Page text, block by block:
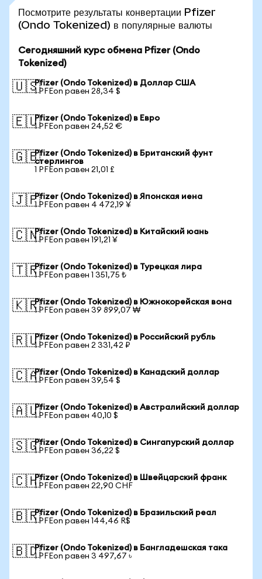
Посмотрите результаты конвертации Pfizer
(Ondo Tokenized) в популярные валюты
Сегодняшний курс обмена Pfizer (Ondo
Tokenized)
🇺🇸Pfizer (Ondo Tokenized) в Доллар США
1 PFEon равен 28,34 $
🇪🇺Pfizer (Ondo Tokenized) в Евро
1 PFEon равен 24,52 €
🇬🇧Pfizer (Ondo Tokenized) в Британский фунт
стерлингов
1 PFEon равен 21,01 £
🇯🇵Pfizer (Ondo Tokenized) в Японская иена
1 PFEon равен 4 472,19 ¥
🇨🇳Pfizer (Ondo Tokenized) в Китайский юань
1 PFEon равен 191,21 ¥
🇹🇷Pfizer (Ondo Tokenized) в Турецкая лира
1 PFEon равен 1 351,75 ₺
🇰🇷Pfizer (Ondo Tokenized) в Южнокорейская вона
1 PFEon равен 39 899,07 ₩
🇷🇺Pfizer (Ondo Tokenized) в Российский рубль
1 PFEon равен 2 331,42 ₽
🇨🇦Pfizer (Ondo Tokenized) в Канадский доллар
1 PFEon равен 39,54 $
🇦🇺Pfizer (Ondo Tokenized) в Австралийский доллар
1 PFEon равен 40,10 $
🇸🇬Pfizer (Ondo Tokenized) в Сингапурский доллар
1 PFEon равен 36,22 $
🇨🇭Pfizer (Ondo Tokenized) в Швейцарский франк
1 PFEon равен 22,90 CHF
🇧🇷Pfizer (Ondo Tokenized) в Бразильский реал
1 PFEon равен 144,46 R$
🇧🇩Pfizer (Ondo Tokenized) в Бангладешская така
1 PFEon равен 3 497,67 ৳